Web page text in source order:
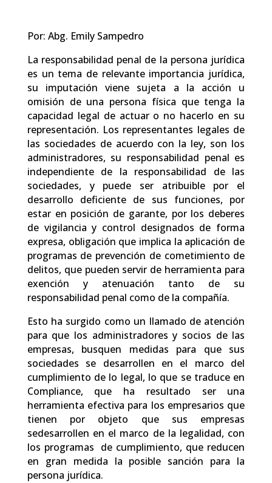
Por: Abg. Emily Sampedro
La responsabilidad penal de la persona jurídica
es un tema de relevante importancia jurídica,
su imputación viene sujeta a la acción u
omisión de una persona física que tenga la
capacidad legal de actuar o no hacerlo en su
representación. Los representantes legales de
las sociedades de acuerdo con la ley, son los
administradores, su responsabilidad penal es
independiente de la responsabilidad de las
sociedades, y puede ser atribuible por el
desarrollo deficiente de sus funciones, por
estar en posición de garante, por los deberes
de vigilancia y control designados de forma
expresa, obligación que implica la aplicación de
programas de prevención de cometimiento de
delitos, que pueden servir de herramienta para
exención y atenuación tanto de su
responsabilidad penal como de la compañía.
Esto ha surgido como un llamado de atención
para que los administradores y socios de las
empresas, busquen medidas para que sus
sociedades se desarrollen en el marco del
cumplimiento de lo legal, lo que se traduce en
Compliance, que ha resultado ser una
herramienta efectiva para los empresarios que
tienen por objeto que sus empresas
sedesarrollen en el marco de la legalidad, con
los programas de cumplimiento, que reducen
en gran medida la posible sanción para la
persona jurídica.